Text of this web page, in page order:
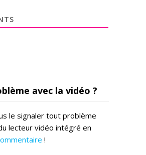
avec la vidéo ?
le signaler tout problème
lecteur vidéo intégré en
!